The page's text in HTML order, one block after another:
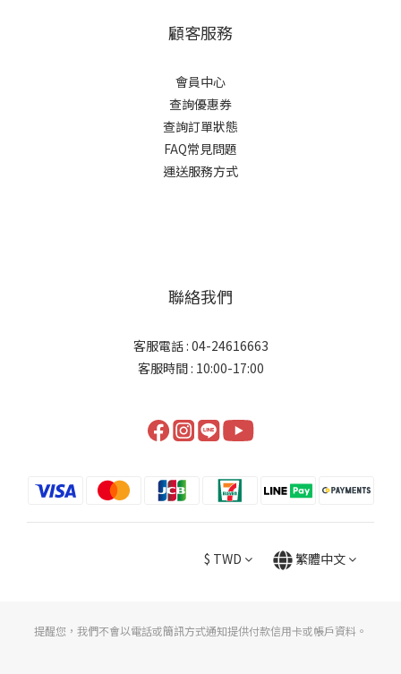
顧客服務
會員中心
查詢優惠券
查詢訂單狀態
FAQ常見問題
運送服務方式
聯絡我們
客服電話 : 04-24616663
客服時間 : 10:00-17:00
$ TWD 繁體中文
提醒您，我們不會以電話或簡訊方式通知提供付款信用卡或帳戶資料。